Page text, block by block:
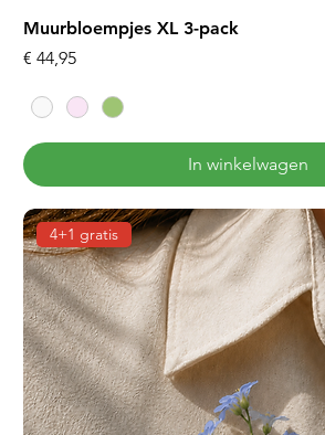
Muurbloempjes XL 3-pack
Prijs
€ 44,95
In winkelwagen
4+1 gratis